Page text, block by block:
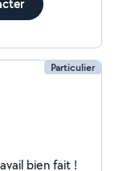
Particulier
bien fait !